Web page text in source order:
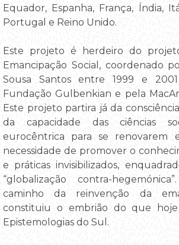
Equador, Espanha, França, Índia,
Portugal e Reino Unido.
Este projeto é herdeiro do
Emancipação Social, coordenado
Sousa Santos entre 1999 e
Fundação Gulbenkian e pela
Este projeto partira já da
da capacidade das ciências
eurocêntrica para se renovarem
necessidade de promover o
e práticas invisibilizados,
“globalização contra-
caminho da reinvenção da
constituiu o embrião do que hoje
Epistemologias do Sul.